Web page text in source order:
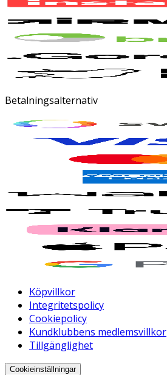
Betalningsalternativ
Köpvillkor
Integritetspolicy
Cookiepolicy
Kundklubbens medlemsvillkor
Tillgänglighet
Cookieinställningar